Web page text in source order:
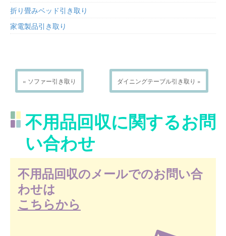
折り畳みベッド引き取り
家電製品引き取り
« ソファー引き取り ダイニングテーブル引き取り »
不用品回収に関するお問
い合わせ
不用品回収のメールでのお問い合
わせは
こちらから